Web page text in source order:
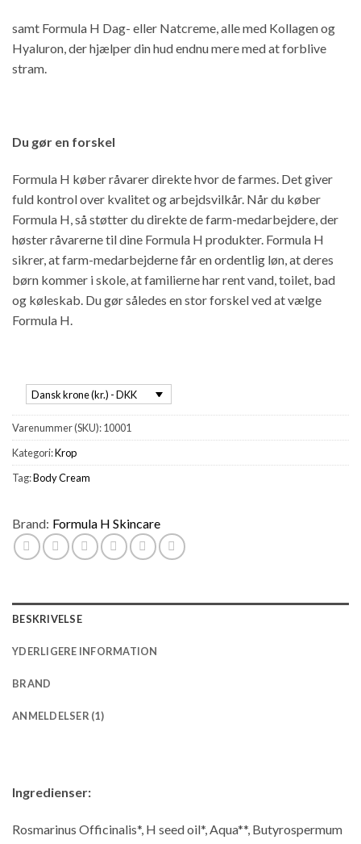
samt Formula H Dag- eller Natcreme, alle med Kollagen og
Hyaluron, der hjælper din hud endnu mere med at forblive
stram.
Du gør en forskel
Formula H køber råvarer direkte hvor de farmes. Det giver
fuld kontrol over kvalitet og arbejdsvilkår. Når du køber
Formula H, så støtter du direkte de farm-medarbejdere, der
høster råvarerne til dine Formula H produkter. Formula H
sikrer, at farm-medarbejderne får en ordentlig løn, at deres
børn kommer i skole, at familierne har rent vand, toilet, bad
og køleskab. Du gør således en stor forskel ved at vælge
Formula H.
Dansk krone (kr.) - DKK
Varenummer (SKU):10001
Kategori:Krop
Tag:Body Cream
Brand: Formula H Skincare
BESKRIVELSE
YDERLIGERE INFORMATION
BRAND
ANMELDELSER (1)
Ingredienser:
Rosmarinus Officinalis*, H seed oil*, Aqua**, Butyrospermum